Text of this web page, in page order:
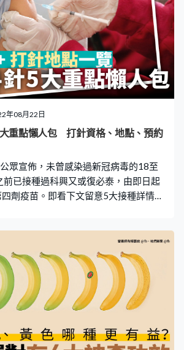
餐廳的員工首先將已起骨的泥鯭魚肉切
蔥、花生、蒜頭、香油及豉油等配料。
溫柔纏綿的感覺 大秋夾起泥鯭刺身試
形容口感「軟糯，甚至有啲綿嘅感
呢款魚生入口即化」、「佢冇好多魚
落，但有的是很溫柔纏綿的感覺」。
刺身，要價143元人民幣（約164元港
祝你好運！ 不少網民對此感到震驚，紛
下欄魚，體內滿布寄生蟲，也不曉得
」、「祝你好運！從前做過劏魚，只
冒險」。 食安
年08月22日
重點懶人包 打針資格、地點、預約
眾宣佈，未曾感染過新冠病毒的18至
前已接種過科興又或復必泰，由即日起
劑疫苗。即看下文留意5大接種詳情：
以建議即將離港升學或旅遊，而當地
但希望自己有更強保護力的人接種。
建議，在接種第三針六個月後，就可
】接種時間及預約方法 由5月26日上
過2019冠狀病毒病疫苗接種計劃專題
】接種地點 為三歲或以上人士提供科
接種中心北角渣華道體育館 佐敦官涌
育館觀塘創紀之城5期長沙灣香港紗廠